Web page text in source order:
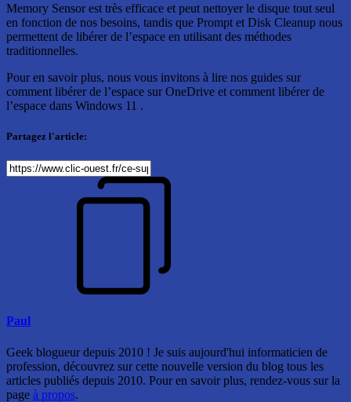
Memory Sensor est très efficace et peut nettoyer le disque tout seul
en fonction de nos besoins, tandis que Prompt et Disk Cleanup nous
permettent de libérer de l’espace en utilisant des méthodes
traditionnelles.
Pour en savoir plus, nous vous invitons à lire nos guides sur
comment libérer de l’espace sur OneDrive et comment libérer de
l’espace dans Windows 11 .
Partagez l'article:
Paul
Geek blogueur depuis 2010 ! Je suis aujourd'hui informaticien de
profession, découvrez sur cette nouvelle version du blog tous les
articles publiés depuis 2010. Pour en savoir plus, rendez-vous sur la
page à propos.